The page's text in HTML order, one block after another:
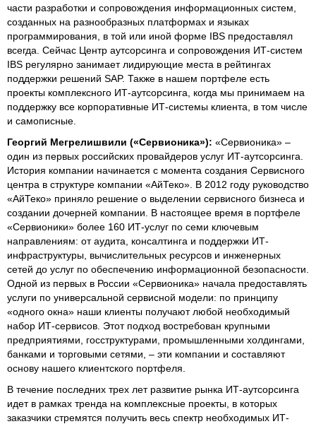
части разработки и сопровождения информационных систем,
созданных на разнообразных платформах и языках
программирования, в той или иной форме IBS предоставлял
всегда. Сейчас Центр аутсорсинга и сопровождения ИТ-систем
IBS регулярно занимает лидирующие места в рейтингах
поддержки решений SAP. Также в нашем портфеле есть
проекты комплексного ИТ-аутсорсинга, когда мы принимаем на
поддержку все корпоративные ИТ-системы клиента, в том числе
и самописные.
Георгий Мегрелишвили («Сервионика»): «Сервионика» –
один из первых российских провайдеров услуг ИТ-аутсорсинга.
История компании начинается с момента создания Сервисного
центра в структуре компании «АйТеко». В 2012 году руководство
«АйТеко» приняло решение о выделении сервисного бизнеса и
создании дочерней компании. В настоящее время в портфеле
«Сервионики» более 160 ИТ-услуг по семи ключевым
направлениям: от аудита, консалтинга и поддержки ИТ-
инфраструктуры, вычислительных ресурсов и инженерных
сетей до услуг по обеспечению информационной безопасности.
Одной из первых в России «Сервионика» начала предоставлять
услуги по универсальной сервисной модели: по принципу
«одного окна» наши клиенты получают любой необходимый
набор ИТ-сервисов. Этот подход востребован крупными
предприятиями, госструктурами, промышленными холдингами,
банками и торговыми сетями, – эти компании и составляют
основу нашего клиентского портфеля.
В течение последних трех лет развитие рынка ИТ-аутсорсинга
идет в рамках тренда на комплексные проекты, в которых
заказчики стремятся получить весь спектр необходимых ИТ-